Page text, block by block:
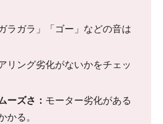
ガラガラ」「ゴー」などの音は
リング劣化がないかをチェッ
ーズさ： モーター劣化がある
かる。